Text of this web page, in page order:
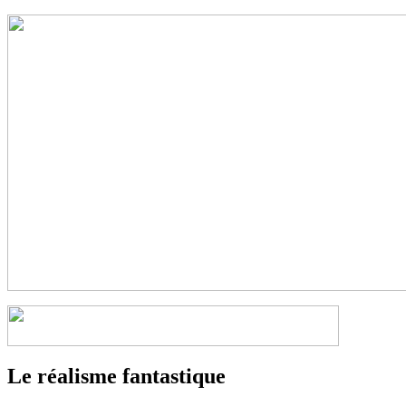
Le réalisme fantastique